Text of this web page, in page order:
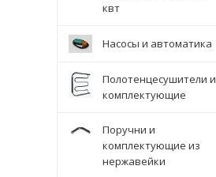
квт
Насосы и автоматика
Полотенцесушители и
комплектующие
Поручни и
комплектующие из
нержавейки